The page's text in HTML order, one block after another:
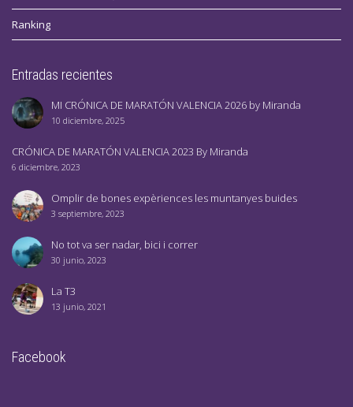
Ranking
Entradas recientes
MI CRÓNICA DE MARATÓN VALENCIA 2026 by Miranda
10 diciembre, 2025
CRÓNICA DE MARATÓN VALENCIA 2023 By Miranda
6 diciembre, 2023
Omplir de bones expèriences les muntanyes buides
3 septiembre, 2023
No tot va ser nadar, bici i correr
30 junio, 2023
La T3
13 junio, 2021
Facebook